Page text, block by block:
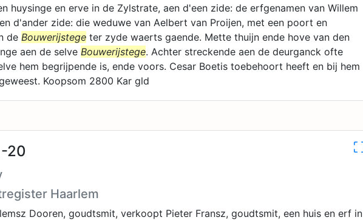
huysinge en erve in de Zylstrate, aen d'een zide: de erfgenamen van Willem
d'ander zide: die weduwe van Aelbert van Proijen, met een poort en
de Bouwerijstege ter zyde waerts gaende. Mette thuijn ende hove van den
aen de selve Bouwerijstege. Achter streckende aen de deurganck ofte
hem begrijpende is, ende voors. Cesar Boetis toebehoort heeft en bij hem
Koopsom 2800 Kar gld
20
Haarlem
Dooren, goudtsmit, verkoopt Pieter Fransz, goudtsmit, een huis en erf in